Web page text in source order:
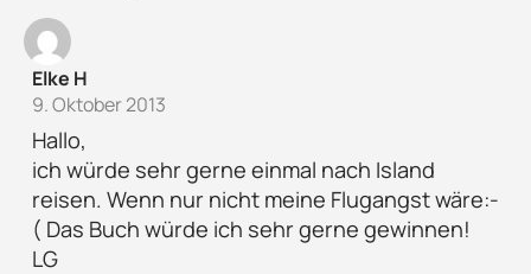
Elke H
9. Oktober 2013
Hallo,
ich würde sehr gerne einmal nach Island
reisen. Wenn nur nicht meine Flugangst wäre:-
( Das Buch würde ich sehr gerne gewinnen!
LG